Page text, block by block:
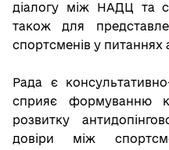
діалогу між НАДЦ та
також для
спортсменів у питаннях
Рада є
сприяє формуванню
розвитку
довіри між